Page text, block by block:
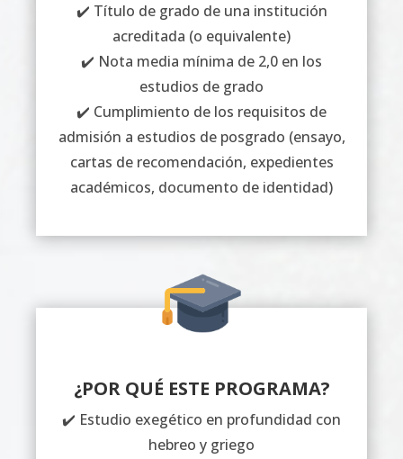
✔️ Título de grado de una institución
acreditada (o equivalente)
✔️ Nota media mínima de 2,0 en los
estudios de grado
✔️ Cumplimiento de los requisitos de
admisión a estudios de posgrado (ensayo,
cartas de recomendación, expedientes
académicos, documento de identidad)
¿POR QUÉ ESTE PROGRAMA?
✔️ Estudio exegético en profundidad con
hebreo y griego